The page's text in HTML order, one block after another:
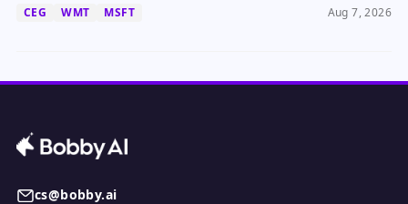
CEG WMT MSFT Aug 7, 2026
cs@bobby.ai